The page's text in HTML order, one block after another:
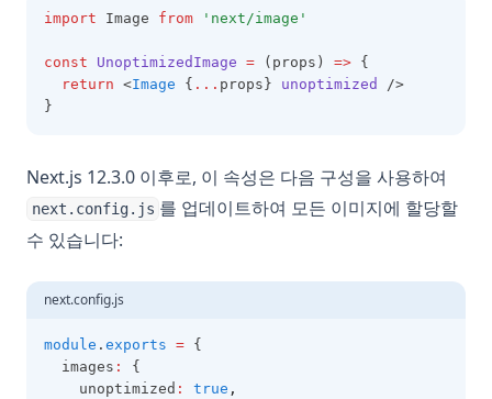
import Image from 'next/image'
const UnoptimizedImage = (props) => {
return <Image { ... props} unoptimized
/>
}
Next.js 12.3.0 이후로, 이 속성은 다음 구성을 사용하여
next.config.js 를 업데이트하여 모든 이미지에 할당할
수 있습니다:
next.config.js
module . exports = {
  images
:
{
    unoptimized
: true ,